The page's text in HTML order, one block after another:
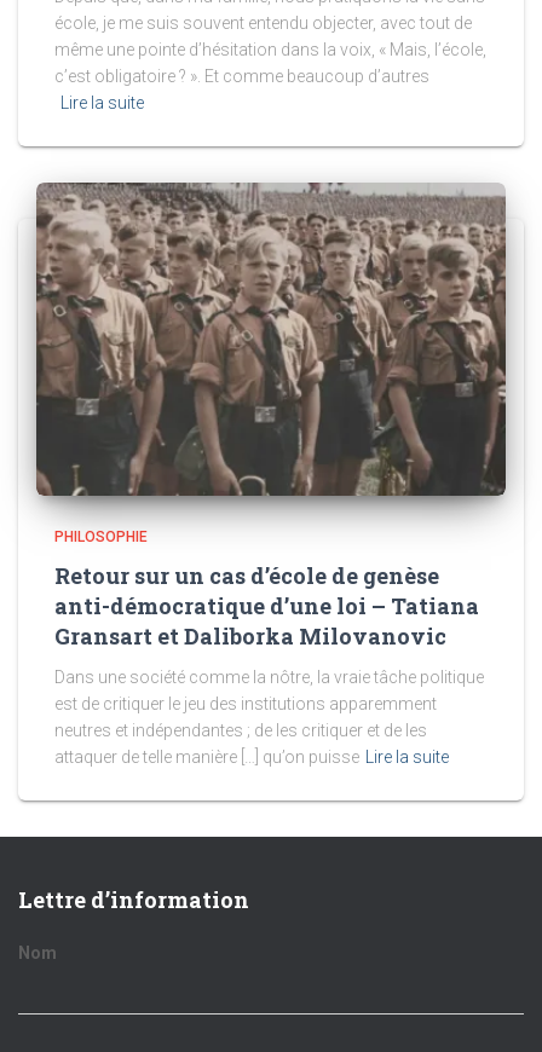
école, je me suis souvent entendu objecter, avec tout de
même une pointe d’hésitation dans la voix, « Mais, l’école,
c’est obligatoire ? ». Et comme beaucoup d’autres
Lire la suite
PHILOSOPHIE
Retour sur un cas d’école de genèse
anti-démocratique d’une loi – Tatiana
Gransart et Daliborka Milovanovic
Dans une société comme la nôtre, la vraie tâche politique
est de critiquer le jeu des institutions apparemment
neutres et indépendantes ; de les critiquer et de les
attaquer de telle manière […] qu’on puisse
Lire la suite
Lettre d’information
Nom